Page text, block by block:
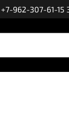
+7-962-307-61-15